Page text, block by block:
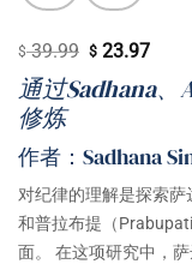
$39.99 原
价
$23.97当
为：
$
通过Sadhana
修炼
作者：Sadhana
对纪律的理解是探索萨
和普拉布提（
面。 在这项研究中，